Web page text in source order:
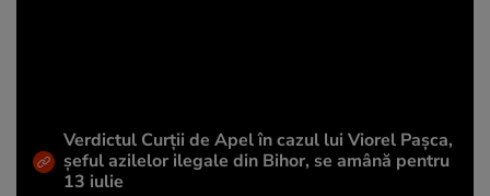
Verdictul Curții de Apel în cazul lui Viorel Pașca,
șeful azilelor ilegale din Bihor, se amână pentru
13 iulie